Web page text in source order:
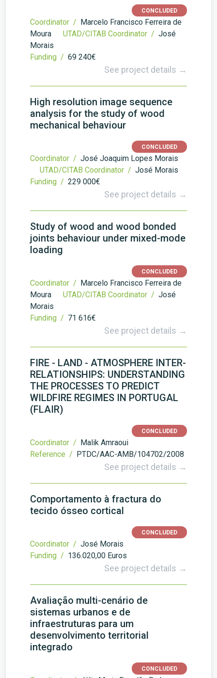
CONCLUDED
Coordinator / Marcelo Francisco Ferreira de
Moura
UTAD/CITAB Coordinator / José
Morais
Funding / 69 240€
See project details →
High resolution image sequence
analysis for the study of wood
mechanical behaviour
CONCLUDED
Coordinator / José Joaquim Lopes Morais
UTAD/CITAB Coordinator / José Morais
Funding / 229 000€
See project details →
Study of wood and wood bonded
joints behaviour under mixed-mode
loading
CONCLUDED
Coordinator / Marcelo Francisco Ferreira de
Moura
UTAD/CITAB Coordinator / José
Morais
Funding / 71 616€
See project details →
FIRE - LAND - ATMOSPHERE INTER-
RELATIONSHIPS: UNDERSTANDING
THE PROCESSES TO PREDICT
WILDFIRE REGIMES IN PORTUGAL
(FLAIR)
CONCLUDED
Coordinator / Malik Amraoui
Reference / PTDC/AAC-AMB/104702/2008
See project details →
Comportamento à fractura do
tecido ósseo cortical
CONCLUDED
Coordinator / José Morais
Funding / 136.020,00 Euros
See project details →
Avaliação multi-cenário de
sistemas urbanos e de
infraestruturas para um
desenvolvimento territorial
integrado
CONCLUDED